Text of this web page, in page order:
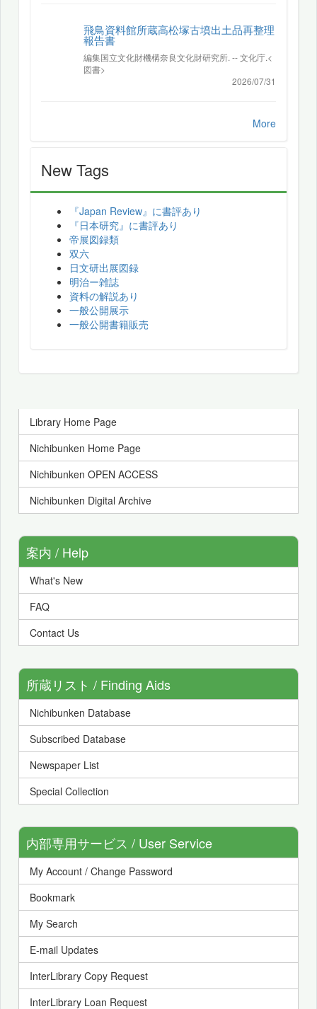
飛鳥資料館所蔵高松塚古墳出土品再整理
報告書
編集国立文化財機構奈良文化財研究所. -- 文化庁.<
図書>
2026/07/31
More
New Tags
『Japan Review』に書評あり
『日本研究』に書評あり
帝展図録類
双六
日文研出展図録
明治ー雑誌
資料の解説あり
一般公開展示
一般公開書籍販売
Library Home Page
Nichibunken Home Page
Nichibunken OPEN ACCESS
Nichibunken Digital Archive
案内 / Help
What's New
FAQ
Contact Us
所蔵リスト / Finding Aids
Nichibunken Database
Subscribed Database
Newspaper List
Special Collection
内部専用サービス / User Service
My Account / Change Password
Bookmark
My Search
E-mail Updates
InterLibrary Copy Request
InterLibrary Loan Request